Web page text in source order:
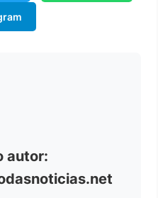
autor: